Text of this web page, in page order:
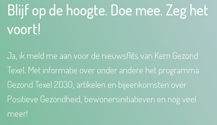
Blijf op de hoogte. Doe mee. Zeg het
voort!
Ja, ik meld me aan voor de nieuwsflits van Kern Gezond
Texel. Met informatie over onder andere het programma
Gezond Texel 2030, artikelen en bijeenkomsten over
Positieve Gezondheid, bewonersinitiatieven en nog veel
meer!